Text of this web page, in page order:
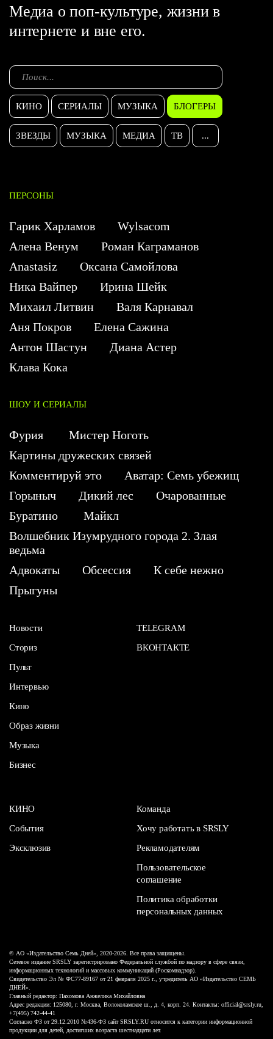
Медиа о поп-культуре, жизни в
интернете и вне его.
КИНО СЕРИАЛЫ МУЗЫКА БЛОГЕРЫ
ЗВЕЗДЫ МУЗЫКА МЕДИА ТВ ...
ПЕРСОНЫ
Гарик Харламов
Wylsacom
Алена Венум
Роман Каграманов
Anastasiz
Оксана Самойлова
Ника Вайпер
Ирина Шейк
Михаил Литвин
Валя Карнавал
Аня Покров
Елена Сажина
Антон Шастун
Диана Астер
Клава Кока
ШОУ И СЕРИАЛЫ
Фурия
Мистер Ноготь
Картины дружеских связей
Комментируй это
Аватар: Семь убежищ
Горыныч
Дикий лес
Очарованные
Буратино
Майкл
Волшебник Изумрудного города 2. Злая
ведьма
Адвокаты
Обсессия
К себе нежно
Прыгуны
Новости
Сториз
Пульт
Интервью
Кино
Образ жизни
Музыка
Бизнес
TELEGRAM
ВКОНТАКТЕ
КИНО
События
Эксклюзив
Команда
Хочу работать в SRSLY
Рекламодателям
Пользовательское
соглашение
Политика обработки
персональных данных
© АО «Издательство Семь Дней», 2020-2026. Все права защищены.
Сетевое издание SRSLY зарегистрировано Федеральной службой по надзору в сфере связи,
информационных технологий и массовых коммуникаций (Роскомнадзор).
Свидетельство Эл № ФС77-89167 от 21 февраля 2025 г., учредитель АО «Издательство СЕМЬ
ДНЕЙ».
Главный редактор: Пахомова Анжелика Михайловна
Адрес редакции: 125080, г. Москва, Волоколамское ш., д. 4, корп. 24. Контакты: official@srsly.ru,
+7(495) 742-44-41
Согласно ФЗ от 29.12.2010 №436-ФЗ сайт SRSLY.RU относится к категории информационной
продукции для детей, достигших возраста шестнадцати лет.